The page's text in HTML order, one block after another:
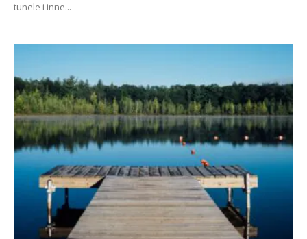
tunele i inne...